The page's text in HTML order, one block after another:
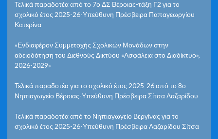
Τελικά παραδοτέα από το 7ο ΔΣ Βέροιας-τάξη Γ2 για το
σχολικό έτος 2025-26-Υπεύθυνη Πρέσβειρα Παπαγεωργίου
Κατερίνα
«Ενδιαφέρον Συμμετοχής Σχολικών Μονάδων στην
αδειοδότηση του Διεθνούς Δικτύου «Ασφάλεια στο Διαδίκτυο»,
2026-2029»
Τελικά παραδοτέα για το σχολικό έτος 2025-26 από το 8ο
Νηπιαγωγείο Βέροιας-Υπεύθυνη Πρέσβειρα Σίτσα Λαζαρίδου
Τελικά παραδοτέα από το Νηπιαγωγείο Βεργίνας για το
σχολικό έτος 2025-26-Υπεύθυνη Πρέσβειρα Λαζαρίδου Σίτσα